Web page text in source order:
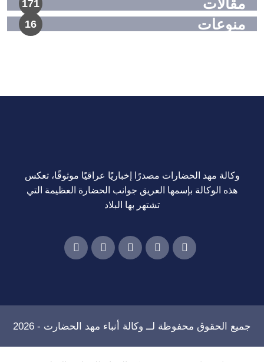
171
منوعات 16
وكالة مهد الحضارات مصدرًا إخباريًا عراقيًا موثوقًا، تعكس
هذه الوكالة بإسمها العريق جوانب الحضارة العظيمة التي
تشتهر بها البلاد
جميع الحقوق محفوظة لــ وكالة أنباء مهد الحضارت - 2026